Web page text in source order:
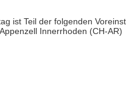
ist Teil der folgenden
Innerrhoden (CH-AR)